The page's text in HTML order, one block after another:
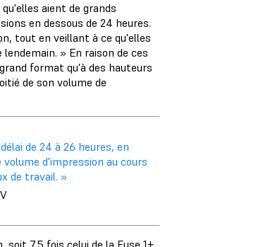
aient de grands
en dessous de 24 heures.
tout en veillant à ce qu'elles
» En raison de ces
format qu'à des hauteurs
de son volume de
de 24 à 26 heures, en
d'impression au cours
de travail. »
soit 7,5 fois celui de la Fuse 1+